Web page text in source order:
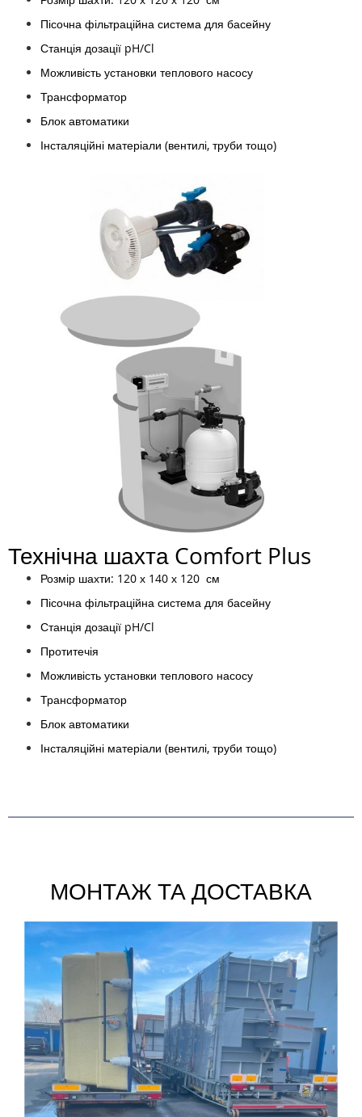
Пісочна фільтраційна система для басейну
Станція дозації pH/Cl
Можливість установки теплового насосу
Трансформатор
Блок автоматики
Інсталяційні матеріали (вентилі, труби тощо)
Технічна шахта Comfort Plus
Розмір шахти: 120 х 140 х 120 см
Пісочна фільтраційна система для басейну
Станція дозації pH/Cl
Протитечія
Можливість установки теплового насосу
Трансформатор
Блок автоматики
Інсталяційні матеріали (вентилі, труби тощо)
МОНТАЖ ТА ДОСТАВКА